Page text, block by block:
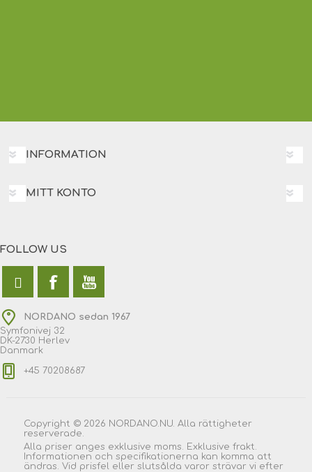
INFORMATION
MITT KONTO
FOLLOW US
NORDANO sedan 1967
Symfonivej 32
DK-2730 Herlev
Danmark
+45 70208687
Copyright © 2026 NORDANO.NU. Alla rättigheter
reserverade.
Alla priser anges exklusive moms. Exklusive frakt.
Informationen och specifikationerna kan komma att
ändras. Vid prisfel eller slutsålda varor strävar vi efter